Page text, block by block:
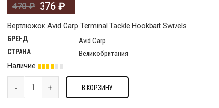
470₽ 376 ₽
Вертлюжок Avid Carp Terminal Tackle Hookbait Swivels
БРЕНД Avid Carp
СТРАНА
Великобритания
Наличие
В КОРЗИНУ